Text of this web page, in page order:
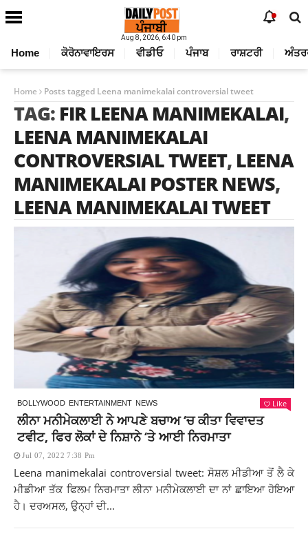
Aug 8, 2026, 6:40 pm
Home ਕੋਰੋਨਾਵਾਇਰਸ ਵੀਡੀਓ ਪੰਜਾਬ ਰਾਸ਼ਟਰੀ
Home Posts tagged Leena manimekalai controversial tweet
TAG: FIR LEENA MANIMEKALAI,
LEENA MANIMEKALAI
CONTROVERSIAL TWEET, LEENA
MANIMEKALAI POSTER NEWS,
LEENA MANIMEKALAI TWEET
BOLLYWOOD ENTERTAINMENT NEWS Like
ਲੀਨਾ ਮਨੀਮੇਕਲਾਈ ਨੇ ਆਪਣੇ ਬਚਾਅ ‘ਚ ਕੀਤਾ ਵਿਵਾਦਤ
ਟਵੀਟ, ਫਿਰ ਲੋਕਾਂ ਦੇ ਨਿਸ਼ਾਨੇ ‘ਤੇ ਆਈ ਨਿਰਮਾਤਾ
Jul 07, 2022 7:38 Pm
Leena manimekalai controversial tweet: ਸੋਸ਼ਲ ਮੀਡੀਆ ਤੋਂ ਲੈ ਕੇ
ਮੀਡੀਆ ਤੱਕ ਫਿਲਮ ਨਿਰਮਾਤਾ ਲੀਨਾ ਮਨੀਮੇਕਲਾਈ ਦਾ ਨਾਂ ਛਾਇਆ ਹੋਇਆ
ਹੈ। ਦਰਅਸਲ, ਉਨ੍ਹਾਂ ਦੀ...